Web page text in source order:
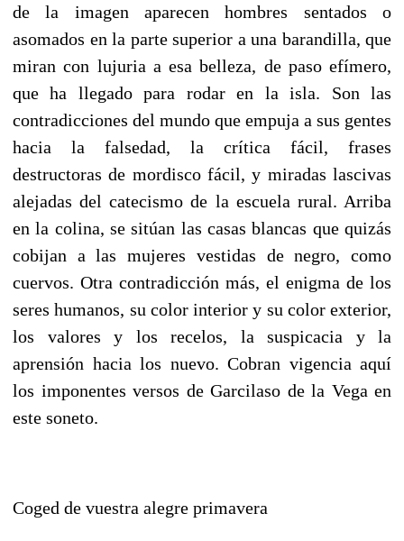
de la imagen aparecen hombres sentados o
asomados en la parte superior a una barandilla, que
miran con lujuria a esa belleza, de paso efímero,
que ha llegado para rodar en la isla. Son las
contradicciones del mundo que empuja a sus gentes
hacia la falsedad, la crítica fácil, frases
destructoras de mordisco fácil, y miradas lascivas
alejadas del catecismo de la escuela rural. Arriba
en la colina, se sitúan las casas blancas que quizás
cobijan a las mujeres vestidas de negro, como
cuervos. Otra contradicción más, el enigma de los
seres humanos, su color interior y su color exterior,
los valores y los recelos, la suspicacia y la
aprensión hacia los nuevo. Cobran vigencia aquí
los imponentes versos de Garcilaso de la Vega en
este soneto.
Coged de vuestra alegre primavera